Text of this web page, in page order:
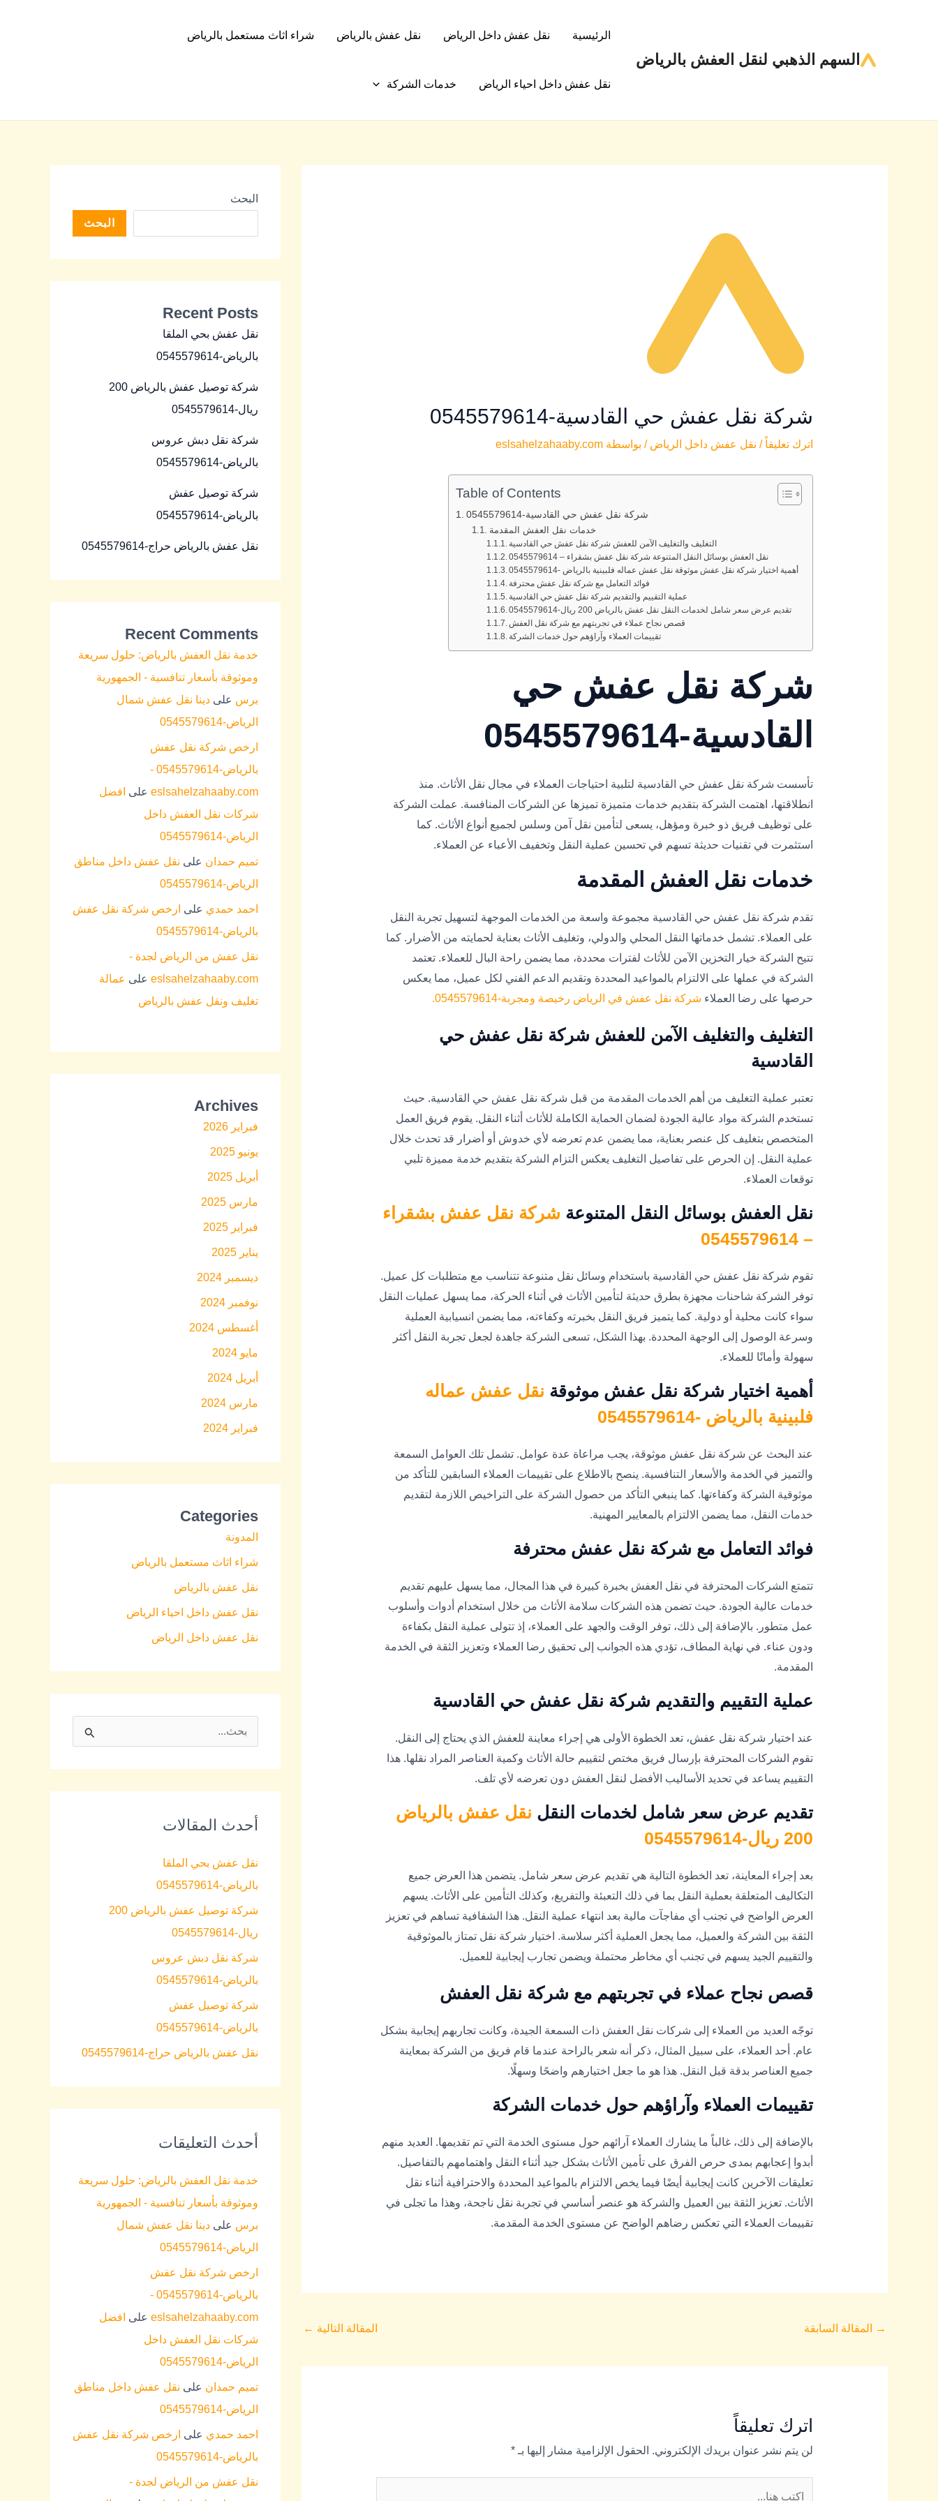
السهم الذهبي لنقل العفش بالرياض
الرئيسية نقل عفش داخل الرياض نقل عفش بالرياض شراء اثاث مستعمل بالرياض
نقل عفش داخل احياء الرياض خدمات الشركة
شركة نقل عفش حي القادسية-0545579614
اترك تعليقاً / نقل عفش داخل الرياض / بواسطة eslsahelzahaaby.com
Table of Contents
شركة نقل عفش حي القادسية-0545579614
خدمات نقل العفش المقدمة
التغليف والتغليف الآمن للعفش شركة نقل عفش حي القادسية
نقل العفش بوسائل النقل المتنوعة شركة نقل عفش بشقراء – 0545579614
أهمية اختيار شركة نقل عفش موثوقة نقل عفش عماله فلبينية بالرياض -0545579614
فوائد التعامل مع شركة نقل عفش محترفة
عملية التقييم والتقديم شركة نقل عفش حي القادسية
تقديم عرض سعر شامل لخدمات النقل نقل عفش بالرياض 200 ريال-0545579614
قصص نجاح عملاء في تجربتهم مع شركة نقل العفش
تقييمات العملاء وآراؤهم حول خدمات الشركة
شركة نقل عفش حي
القادسية-0545579614
تأسست شركة نقل عفش حي القادسية لتلبية احتياجات العملاء في مجال نقل الأثاث. منذ
انطلاقتها، اهتمت الشركة بتقديم خدمات متميزة تميزها عن الشركات المنافسة. عملت الشركة
على توظيف فريق ذو خبرة ومؤهل، يسعى لتأمين نقل آمن وسلس لجميع أنواع الأثاث. كما
استثمرت في تقنيات حديثة تسهم في تحسين عملية النقل وتخفيف الأعباء عن العملاء.
خدمات نقل العفش المقدمة
تقدم شركة نقل عفش حي القادسية مجموعة واسعة من الخدمات الموجهة لتسهيل تجربة النقل
على العملاء. تشمل خدماتها النقل المحلي والدولي، وتغليف الأثاث بعناية لحمايته من الأضرار. كما
تتيح الشركة خيار التخزين الآمن للأثاث لفترات محددة، مما يضمن راحة البال للعملاء. تعتمد
الشركة في عملها على الالتزام بالمواعيد المحددة وتقديم الدعم الفني لكل عميل، مما يعكس
حرصها على رضا العملاء شركة نقل عفش في الرياض رخيصة ومجربة-0545579614.
التغليف والتغليف الآمن للعفش شركة نقل عفش حي
القادسية
تعتبر عملية التغليف من أهم الخدمات المقدمة من قبل شركة نقل عفش حي القادسية. حيث
تستخدم الشركة مواد عالية الجودة لضمان الحماية الكاملة للأثاث أثناء النقل. يقوم فريق العمل
المتخصص بتغليف كل عنصر بعناية، مما يضمن عدم تعرضه لأي خدوش أو أضرار قد تحدث خلال
عملية النقل. إن الحرص على تفاصيل التغليف يعكس التزام الشركة بتقديم خدمة مميزة تلبي
توقعات العملاء.
نقل العفش بوسائل النقل المتنوعة شركة نقل عفش بشقراء
– 0545579614
تقوم شركة نقل عفش حي القادسية باستخدام وسائل نقل متنوعة تتناسب مع متطلبات كل عميل.
توفر الشركة شاحنات مجهزة بطرق حديثة لتأمين الأثاث في أثناء الحركة، مما يسهل عمليات النقل
سواء كانت محلية أو دولية. كما يتميز فريق النقل بخبرته وكفاءته، مما يضمن انسيابية العملية
وسرعة الوصول إلى الوجهة المحددة. بهذا الشكل، تسعى الشركة جاهدة لجعل تجربة النقل أكثر
سهولة وأمانًا للعملاء.
أهمية اختيار شركة نقل عفش موثوقة نقل عفش عماله
فلبينية بالرياض -0545579614
عند البحث عن شركة نقل عفش موثوقة، يجب مراعاة عدة عوامل. تشمل تلك العوامل السمعة
والتميز في الخدمة والأسعار التنافسية. ينصح بالاطلاع على تقييمات العملاء السابقين للتأكد من
موثوقية الشركة وكفاءتها. كما ينبغي التأكد من حصول الشركة على التراخيص اللازمة لتقديم
خدمات النقل، مما يضمن الالتزام بالمعايير المهنية.
فوائد التعامل مع شركة نقل عفش محترفة
تتمتع الشركات المحترفة في نقل العفش بخبرة كبيرة في هذا المجال، مما يسهل عليهم تقديم
خدمات عالية الجودة. حيث تضمن هذه الشركات سلامة الأثاث من خلال استخدام أدوات وأسلوب
عمل متطور. بالإضافة إلى ذلك، توفر الوقت والجهد على العملاء، إذ تتولى عملية النقل بكفاءة
ودون عناء. في نهاية المطاف، تؤدي هذه الجوانب إلى تحقيق رضا العملاء وتعزيز الثقة في الخدمة
المقدمة.
عملية التقييم والتقديم شركة نقل عفش حي القادسية
عند اختيار شركة نقل عفش، تعد الخطوة الأولى هي إجراء معاينة للعفش الذي يحتاج إلى النقل.
تقوم الشركات المحترفة بإرسال فريق مختص لتقييم حالة الأثاث وكمية العناصر المراد نقلها. هذا
التقييم يساعد في تحديد الأساليب الأفضل لنقل العفش دون تعرضه لأي تلف.
تقديم عرض سعر شامل لخدمات النقل نقل عفش بالرياض
200 ريال-0545579614
بعد إجراء المعاينة، تعد الخطوة التالية هي تقديم عرض سعر شامل. يتضمن هذا العرض جميع
التكاليف المتعلقة بعملية النقل بما في ذلك التعبئة والتفريغ، وكذلك التأمين على الأثاث. يسهم
العرض الواضح في تجنب أي مفاجآت مالية بعد انتهاء عملية النقل. هذا الشفافية تساهم في تعزيز
الثقة بين الشركة والعميل، مما يجعل العملية أكثر سلاسة. اختيار شركة نقل تمتاز بالموثوقية
والتقييم الجيد يسهم في تجنب أي مخاطر محتملة ويضمن تجارب إيجابية للعميل.
قصص نجاح عملاء في تجربتهم مع شركة نقل العفش
توجّه العديد من العملاء إلى شركات نقل العفش ذات السمعة الجيدة، وكانت تجاربهم إيجابية بشكل
عام. أحد العملاء، على سبيل المثال، ذكر أنه شعر بالراحة عندما قام فريق من الشركة بمعاينة
جميع العناصر بدقة قبل النقل. هذا هو ما جعل اختيارهم واضحًا وسهلًا.
تقييمات العملاء وآراؤهم حول خدمات الشركة
بالإضافة إلى ذلك، غالباً ما يشارك العملاء آرائهم حول مستوى الخدمة التي تم تقديمها. العديد منهم
أبدوا إعجابهم بمدى حرص الفرق على تأمين الأثاث بشكل جيد أثناء النقل واهتمامهم بالتفاصيل.
تعليقات الآخرين كانت إيجابية أيضًا فيما يخص الالتزام بالمواعيد المحددة والاحترافية أثناء نقل
الأثاث. تعزيز الثقة بين العميل والشركة هو عنصر أساسي في تجربة نقل ناجحة، وهذا ما تجلى في
تقييمات العملاء التي تعكس رضاهم الواضح عن مستوى الخدمة المقدمة.
→ المقالة السابقة المقالة التالية ←
اترك تعليقاً
لن يتم نشر عنوان بريدك الإلكتروني. الحقول الإلزامية مشار إليها بـ *
البحث
البحث
Recent Posts
نقل عفش بحي الملقا
بالرياض-0545579614
شركة توصيل عفش بالرياض 200
ريال-0545579614
شركة نقل دبش عروس
بالرياض-0545579614
شركة توصيل عفش
بالرياض-0545579614
نقل عفش بالرياض حراج-0545579614
Recent Comments
خدمة نقل العفش بالرياض: حلول سريعة
وموثوقة بأسعار تنافسية - الجمهورية
برس على دينا نقل عفش شمال
الرياض-0545579614
ارخص شركة نقل عفش
بالرياض-0545579614 -
eslsahelzahaaby.com على افضل
شركات نقل العفش داخل
الرياض-0545579614
تميم حمدان على نقل عفش داخل مناطق
الرياض-0545579614
احمد حمدي على ارخص شركة نقل عفش
بالرياض-0545579614
نقل عفش من الرياض لجدة -
eslsahelzahaaby.com على عمالة
تغليف ونقل عفش بالرياض
Archives
فبراير 2026
يونيو 2025
أبريل 2025
مارس 2025
فبراير 2025
يناير 2025
ديسمبر 2024
نوفمبر 2024
أغسطس 2024
مايو 2024
أبريل 2024
مارس 2024
فبراير 2024
Categories
المدونة
شراء اثاث مستعمل بالرياض
نقل عفش بالرياض
نقل عفش داخل احياء الرياض
نقل عفش داخل الرياض
f
o
r
:
أحدث المقالات
نقل عفش بحي الملقا
بالرياض-0545579614
شركة توصيل عفش بالرياض 200
ريال-0545579614
شركة نقل دبش عروس
بالرياض-0545579614
شركة توصيل عفش
بالرياض-0545579614
نقل عفش بالرياض حراج-0545579614
أحدث التعليقات
خدمة نقل العفش بالرياض: حلول سريعة
وموثوقة بأسعار تنافسية - الجمهورية
برس على دينا نقل عفش شمال
الرياض-0545579614
ارخص شركة نقل عفش
بالرياض-0545579614 -
eslsahelzahaaby.com على افضل
شركات نقل العفش داخل
الرياض-0545579614
تميم حمدان على نقل عفش داخل مناطق
الرياض-0545579614
احمد حمدي على ارخص شركة نقل عفش
بالرياض-0545579614
نقل عفش من الرياض لجدة -